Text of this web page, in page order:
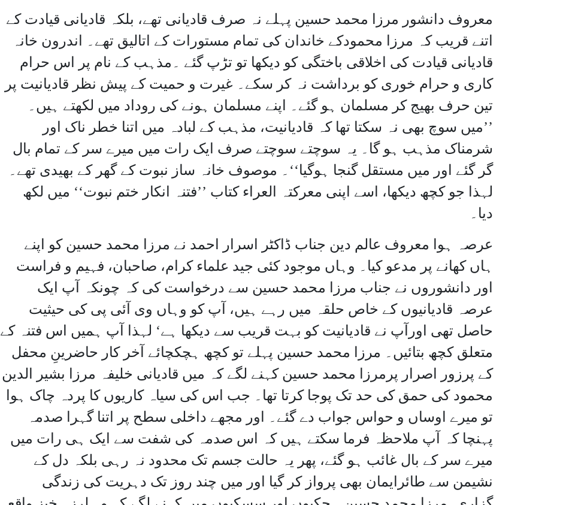
معروف دانشور مرزا محمد حسین پہلے نہ صرف قادیانی تھے، بلکہ قادیانی قیادت کے
اتنے قریب کہ مرزا محمودکے خاندان کی تمام مستورات کے اتالیق تھے۔ اندرون خانہ
قادیانی قیادت کی اخلاقی باختگی کو دیکھا تو تڑپ گئے ۔مذہب کے نام پر اس حرام
کاری و حرام خوری کو برداشت نہ کر سکے۔ غیرت و حمیت کے پیش نظر قادیانیت پر
تین حرف بھیج کر مسلمان ہو گئے۔ اپنے مسلمان ہونے کی روداد میں لکھتے ہیں۔
’’میں سوچ بھی نہ سکتا تھا کہ قادیانیت، مذہب کے لبادہ میں اتنا خطر ناک اور
شرمناک مذہب ہو گا۔ یہ سوچتے سوچتے صرف ایک رات میں میرے سر کے تمام بال
گر گئے اور میں مستقل گنجا ہوگیا‘‘۔ موصوف خانہ ساز نبوت کے گھر کے بھیدی تھے۔
لہذا جو کچھ دیکھا، اسے اپنی معرکتہ العراء کتاب ’’فتنہ انکار ختم نبوت‘‘ میں لکھ
دیا۔
عرصہ ہوا معروف عالم دین جناب ڈاکٹر اسرار احمد نے مرزا محمد حسین کو اپنے
ہاں کھانے پر مدعو کیا۔ وہاں موجود کئی جید علماء کرام، صاحبان، فہیم و فراست
اور دانشوروں نے جناب مرزا محمد حسین سے درخواست کی کہ چونکہ آپ ایک
عرصہ قادیانیوں کے خاص حلقہ میں رہے ہیں، آپ کو وہاں وی آئی پی کی حیثیت
حاصل تھی اورآپ نے قادیانیت کو بہت قریب سے دیکھا ہے‘ لہذا آپ ہمیں اس فتنہ کے
متعلق کچھ بتائیں۔ مرزا محمد حسین پہلے تو کچھ ہچکچائے آخر کار حاضرینِ محفل
کے پرزور اصرار پرمرزا محمد حسین کہنے لگے کہ میں قادیانی خلیفہ مرزا بشیر الدین
محمود کی حمق کی حد تک پوجا کرتا تھا۔ جب اس کی سیاہ کاریوں کا پردہ چاک ہوا
تو میرے اوساں و حواس جواب دے گئے۔ اور مجھے داخلی سطح پر اتنا گہرا صدمہ
پہنچا کہ آپ ملاحظہ فرما سکتے ہیں کہ اس صدمہ کی شفت سے ایک ہی رات میں
میرے سر کے بال غائب ہو گئے، پھر یہ حالت جسم تک محدود نہ رہی بلکہ دل کے
نشیمن سے طائرایمان بھی پرواز کر گیا اور میں چند روز تک دہریت کی زندگی